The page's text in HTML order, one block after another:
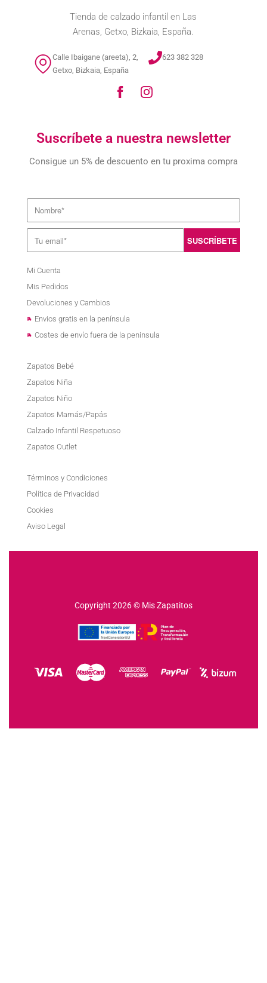
Tienda de calzado infantil en Las
Arenas, Getxo, Bizkaia, España.
Calle Ibaigane (areeta), 2,
Getxo, Bizkaia, España
623 382 328
Suscríbete a nuestra newsletter
Consigue un 5% de descuento en tu proxima compra
Mi Cuenta
Mis Pedidos
Devoluciones y Cambios
Envios gratis en la península
Costes de envío fuera de la peninsula
Zapatos Bebé
Zapatos Niña
Zapatos Niño
Zapatos Mamás/Papás
Calzado Infantil Respetuoso
Zapatos Outlet
Términos y Condiciones
Política de Privacidad
Cookies
Aviso Legal
Copyright 2026 © Mis Zapatitos